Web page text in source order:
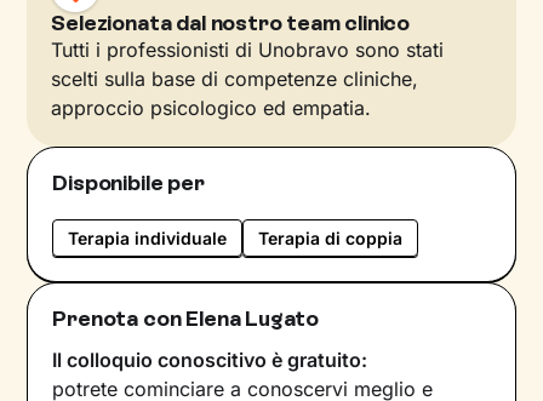
Selezionata dal nostro team clinico
Tutti i professionisti di Unobravo sono stati
scelti sulla base di competenze cliniche,
approccio psicologico ed empatia.
Disponibile per
Terapia individuale Terapia di coppia
Prenota con Elena Lugato
Il colloquio conoscitivo è gratuito:
potrete cominciare a conoscervi meglio e